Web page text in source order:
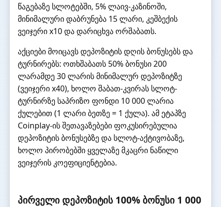
წაგებაზე სლოტებში, 5% ლაივ-კაზინოში,
მინიმალური დაბრუნება 15 ლარი, კეშბექის
ვეიჯერი x10 და დარიცხვა ორშაბათს.
აქციები მოიცავს დეპოზიტის დღის ბონუსებს და
ტურნირებს: ოთხშაბათს 50% ბონუსი 200
ლარამდე 30 ლარის მინიმალურ დეპოზიტზე
(ვეიჯერი x40), ხოლო შაბათ-კვირას სლოტ-
ტურნირზე საპრიზო ფონდი 10 000 ლარია
ქულებით (1 ლარი ბეთზე = 1 ქულა). ამ ეტაპზე
Coinplay-ის შეთავაზებები ფოკუსირებულია
დეპოზიტის ბონუსებზე და სლოტ-აქტივობაზე,
ხოლო პირობებში ყველაზე მკაცრი ნაწილი
ვეიჯერის კოეფიციენტებია.
პირველი დეპოზიტის 100% ბონუსი 1 000